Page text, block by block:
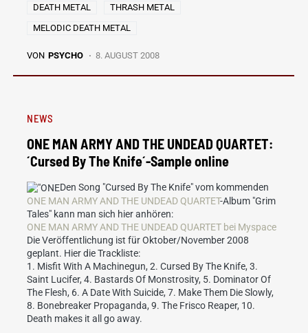
DEATH METAL
THRASH METAL
MELODIC DEATH METAL
VON PSYCHO 8. AUGUST 2008
NEWS
ONE MAN ARMY AND THE UNDEAD QUARTET:
´Cursed By The Knife´-Sample online
Den Song "Cursed By The Knife" vom kommenden
ONE MAN ARMY AND THE UNDEAD QUARTET-Album "Grim
Tales" kann man sich hier anhören:
ONE MAN ARMY AND THE UNDEAD QUARTET bei Myspace
Die Veröffentlichung ist für Oktober/November 2008
geplant. Hier die Trackliste:
1. Misfit With A Machinegun, 2. Cursed By The Knife, 3.
Saint Lucifer, 4. Bastards Of Monstrosity, 5. Dominator Of
The Flesh, 6. A Date With Suicide, 7. Make Them Die Slowly,
8. Bonebreaker Propaganda, 9. The Frisco Reaper, 10.
Death makes it all go away.